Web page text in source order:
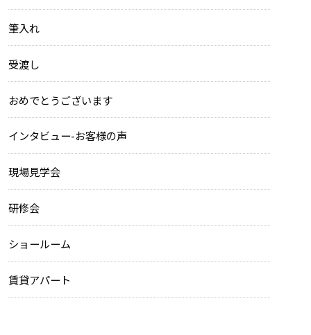
筆入れ
受渡し
おめでとうございます
インタビュー-お客様の声
現場見学会
研修会
ショールーム
賃貸アパート